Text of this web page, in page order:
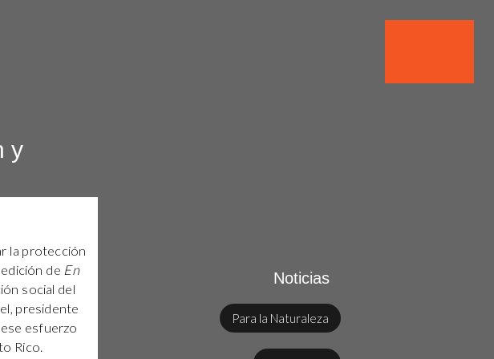
y
la protección
de En
social del
presidente
esfuerzo
Rico.
Noticias
Para la Naturaleza